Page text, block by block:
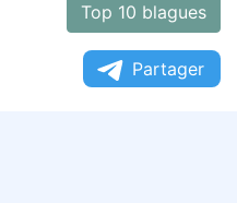
Top 10 blagues
Partager